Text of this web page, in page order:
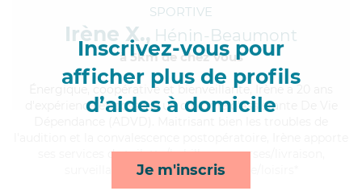
Inscrivez-vous pour
afficher plus de profils
d’aides à domicile
Je m'inscris
SPORTIVE
Irène X., Hénin-Beaumont
à 5km de chez Vous
, coopérative et bienveillante, Irène a 20 ans
d'expérience et possède un diplôme d'Assistante De Vie
ses services de toilette/habillage, courses/livraison,
surveillance de nuit et compagnie/loisirs*